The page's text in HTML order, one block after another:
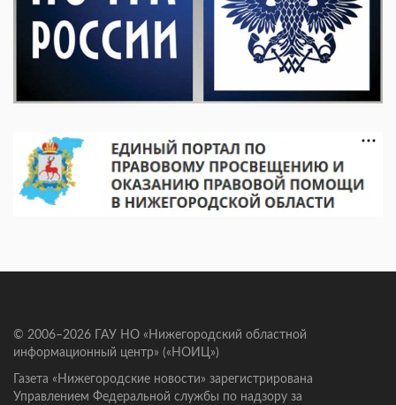
© 2006–2026 ГАУ НО «Нижегородский областной
информационный центр» («НОИЦ»)
Газета «Нижегородские новости» зарегистрирована
Управлением Федеральной службы по надзору за